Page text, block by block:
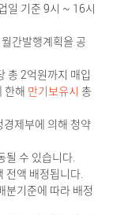
일 기준 9시 ~ 16시
간발행계획을 공
총 2억원까지 매입
한해 만기보유시 총
제부에 의해 청약
될 수 있습니다.
전액 배정됩니다.
분기준에 따라 배정